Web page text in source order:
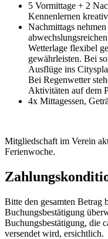
5 Vormittage + 2
Kennenlernen
Nachmittags
Wetterlage flexibel
gewährleisten. Bei
Ausflüge ins
Bei Regenwetter
Aktivitäten auf dem
4x Mittagessen,
Mitgliedschaft im Verein
Ferienwoche.
Bitte den gesamten Betrag
Buchungsbestätigung
Buchungsbestätigung, die
versendet wird, ersichtlich.